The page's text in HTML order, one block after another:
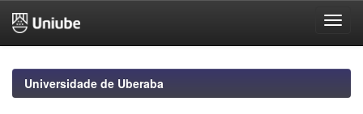
navigationUniversidade de Uberaba